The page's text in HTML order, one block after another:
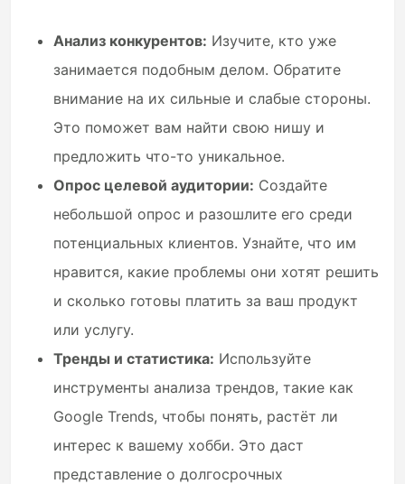
Анализ конкурентов: Изучите, кто уже
занимается подобным делом. Обратите
внимание на их сильные и слабые стороны.
Это поможет вам найти свою нишу и
предложить что-то уникальное.
Опрос целевой аудитории: Создайте
небольшой опрос и разошлите его среди
потенциальных клиентов. Узнайте, что им
нравится, какие проблемы они хотят решить
и сколько готовы платить за ваш продукт
или услугу.
Тренды и статистика: Используйте
инструменты анализа трендов, такие как
Google Trends, чтобы понять, растёт ли
интерес к вашему хобби. Это даст
представление о долгосрочных